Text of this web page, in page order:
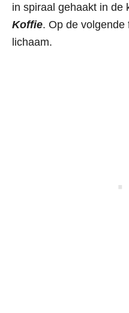
in spiraal gehaakt in de
Koffie. Op de volgende
lichaam.